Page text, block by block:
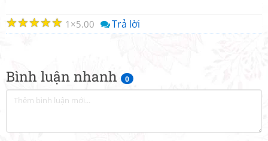
Bình luận nhanh 0
☆
☆
☆
☆
☆ 1 5.00 Trả lời